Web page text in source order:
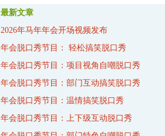
最新文章
2026年马年年会开场视频发布
年会脱口秀节目： 轻松搞笑脱口秀
年会脱口秀节目：项目视角自嘲脱口秀
年会脱口秀节目：部门互动搞笑脱口秀
年会脱口秀节目：温情搞笑脱口秀
年会脱口秀节目：上下级互动脱口秀